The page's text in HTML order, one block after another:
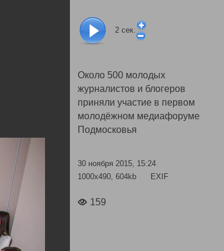
2 сек.
Около 500 молодых
журналистов и блогеров
приняли участие в первом
молодёжном медиафоруме
Подмосковья
30 ноября 2015, 15:24
1000x490, 604kb
EXIF
159